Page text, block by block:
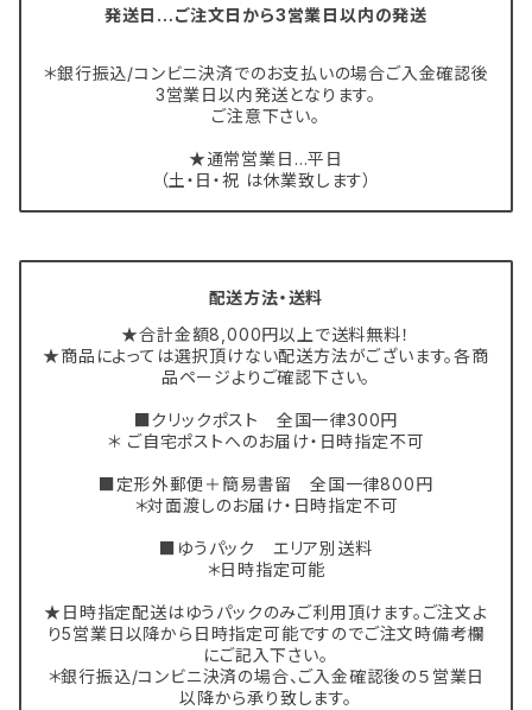
発送日…ご注文日から3営業日以内の発送
＊銀行振込/コンビニ決済でのお支払いの場合ご入金確認後
3営業日以内発送となります。
ご注意下さい。
★通常営業日…平日
（土・日・祝 は休業致します）
配送方法・送料
★合計金額8,000円以上で送料無料！
★商品によっては選択頂けない配送方法がございます。各商
品ページよりご確認下さい。
■クリックポスト 全国一律300円
＊ ご自宅ポストへのお届け・日時指定不可
■定形外郵便＋簡易書留 全国一律800円
＊対面渡しのお届け・日時指定不可
■ゆうパック エリア別送料
＊日時指定可能
★日時指定配送はゆうパックのみご利用頂けます。ご注文よ
り5営業日以降から日時指定可能ですのでご注文時備考欄
にご記入下さい。
＊銀行振込/コンビニ決済の場合、ご入金確認後の５営業日
以降から承り致します。